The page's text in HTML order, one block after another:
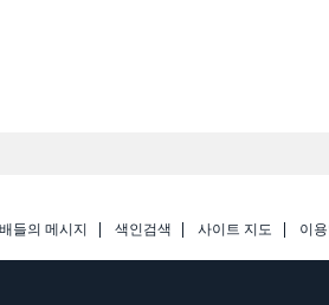
들의 메시지 색인검색 사이트 지도 이